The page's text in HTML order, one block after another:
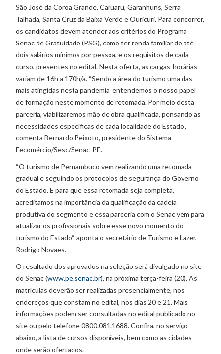
São José da Coroa Grande, Caruaru, Garanhuns, Serra
Talhada, Santa Cruz da Baixa Verde e Ouricuri. Para concorrer,
os candidatos devem atender aos critérios do Programa
Senac de Gratuidade (PSG), como ter renda familiar de até
dois salários mínimos por pessoa, e os requisitos de cada
curso, presentes no edital. Nesta oferta, as cargas-horárias
variam de 16h a 170h/a. “Sendo a área do turismo uma das
mais atingidas nesta pandemia, entendemos o nosso papel
de formação neste momento de retomada. Por meio desta
parceria, viabilizaremos mão de obra qualificada, pensando as
necessidades específicas de cada localidade do Estado”,
comenta Bernardo Peixoto, presidente do Sistema
Fecomércio/Sesc/Senac-PE.
“O turismo de Pernambuco vem realizando uma retomada
gradual e seguindo os protocolos de segurança do Governo
do Estado. E para que essa retomada seja completa,
acreditamos na importância da qualificação da cadeia
produtiva do segmento e essa parceria com o Senac vem para
atualizar os profissionais sobre esse novo momento do
turismo do Estado“, aponta o secretário de Turismo e Lazer,
Rodrigo Novaes.
O resultado dos aprovados na seleção será divulgado no site
do Senac (www.pe.senac.br), na próxima terça-feira (20). As
matrículas deverão ser realizadas presencialmente, nos
endereços que constam no edital, nos dias 20 e 21. Mais
informações podem ser consultadas no edital publicado no
site ou pelo telefone 0800.081.1688. Confira, no serviço
abaixo, a lista de cursos disponíveis, bem como as cidades
onde serão ofertados.